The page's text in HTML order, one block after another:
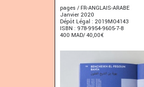
pages / FR-ANGLAIS-ARABE
Janvier 2020
Dépôt Légal : 2019MO4143
ISBN : 978-9954-9605-7-8
400 MAD/ 40,00€